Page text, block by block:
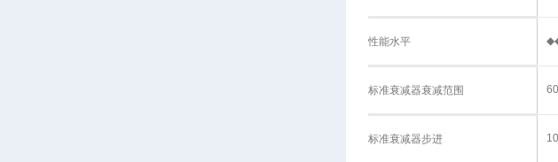
性能水平
标准衰减器衰减范围
标准衰减器步进